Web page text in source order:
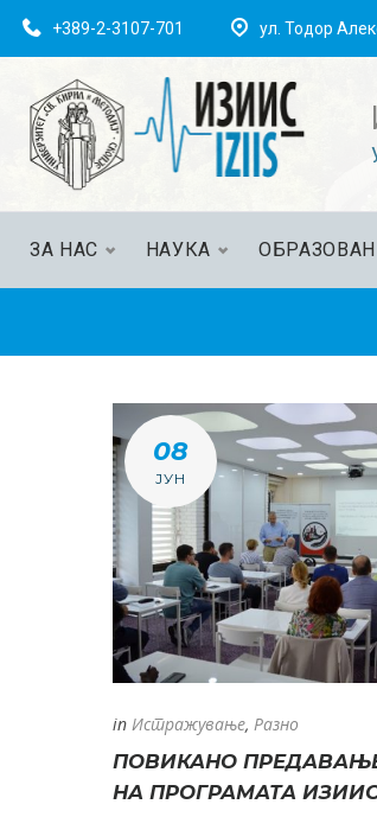
+389-2-3107-701 ул. Тодор
ЗА НАС НАУКА
08
ЈУН
in Истражување, Разно
ПОВИКАНО
НА ПРОГРАМАТА